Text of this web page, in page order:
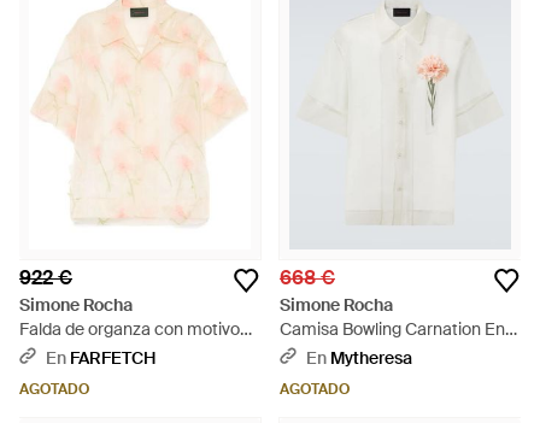
922 €
Simone Rocha
Falda de organza con motivo
de camelia - Blanco
En FARFETCH
AGOTADO
668 €
Simone Rocha
Camisa Bowling Carnation En
Organza De Seda - Blanco
En Mytheresa
AGOTADO